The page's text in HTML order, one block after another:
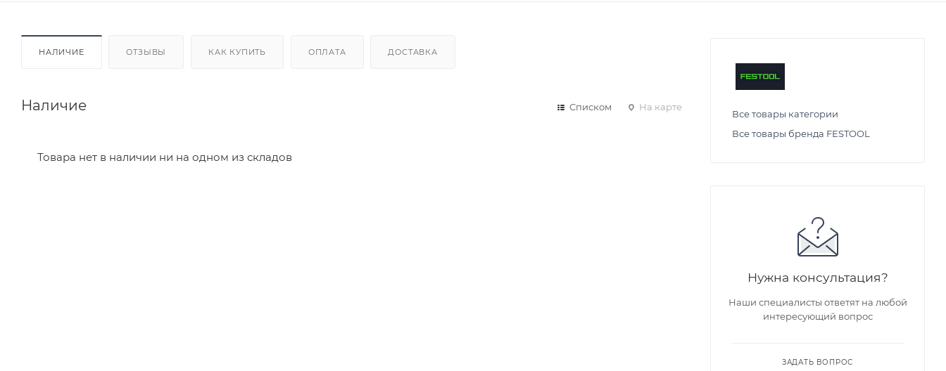
НАЛИЧИЕ ОТЗЫВЫ КАК КУПИТЬ ОПЛАТА ДОСТАВКА
Наличие Списком На карте
Товара нет в наличии ни на одном из складов
Все товары категории
Все товары бренда FESTOOL
Нужна консультация?
Наши специалисты ответят на любой
интересующий вопрос
ЗАДАТЬ ВОПРОС